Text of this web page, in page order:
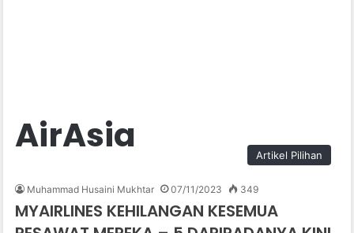
AirAsia Artikel Pilihan
Muhammad Husaini Mukhtar 07/11/2023 349
MYAIRLINES KEHILANGAN KESEMUA